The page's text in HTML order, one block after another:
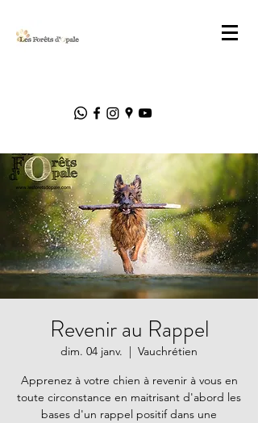
Revenir au Rappel
dim. 04 janv.
  |
Vauchrétien
Apprenez à votre chien à revenir à vous en
toute circonstance en maitrisant d'abord les
bases d'un rappel positif dans une